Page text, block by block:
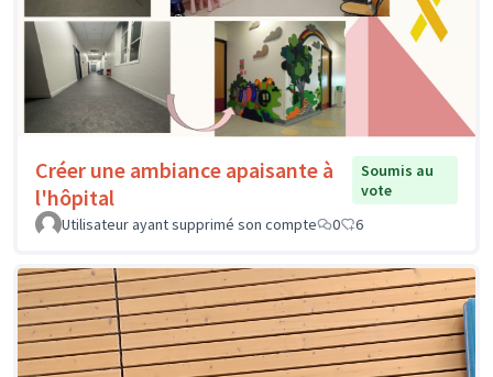
Créer une ambiance apaisante à
l'hôpital
Soumis au
vote
Utilisateur ayant supprimé son compte
0 6